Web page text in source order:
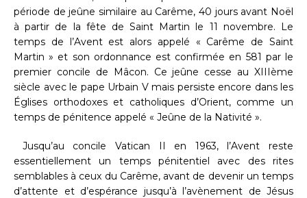
période de jeûne similaire au Carême, 40 jours avant Noël
à partir de la fête de Saint Martin le 11 novembre. Le
temps de l’Avent est alors appelé « Carême de Saint
Martin » et son ordonnance est confirmée en 581 par le
premier concile de Mâcon. Ce jeûne cesse au XIIIème
siècle avec le pape Urbain V mais persiste encore dans les
Églises orthodoxes et catholiques d’Orient, comme un
temps de pénitence appelé « Jeûne de la Nativité ».
Jusqu’au concile Vatican II en 1963, l’Avent reste
essentiellement un temps pénitentiel avec des rites
semblables à ceux du Carême, avant de devenir un temps
d’attente et d’espérance jusqu’à l’avènement de Jésus